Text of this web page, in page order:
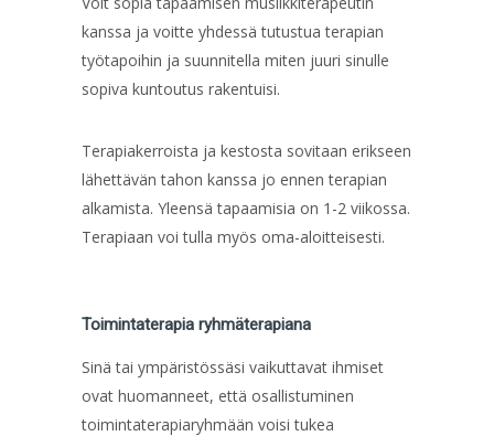
kanssa ja voitte yhdessä tutustua terapian
työtapoihin ja suunnitella miten juuri sinulle
sopiva kuntoutus rakentuisi.
Terapiakerroista ja kestosta sovitaan erikseen
lähettävän tahon kanssa jo ennen terapian
alkamista. Yleensä tapaamisia on 1-2 viikossa.
Terapiaan voi tulla myös oma-aloitteisesti.
Toimintaterapia ryhmäterapiana
Sinä tai ympäristössäsi vaikuttavat ihmiset
ovat huomanneet, että osallistuminen
toimintaterapiaryhmään voisi tukea